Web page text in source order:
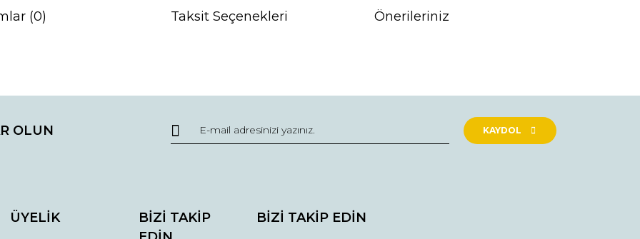
(0) Taksit Seçenekleri Önerileriniz
Yorum Yaz
OLUN KAYDOL
ÜYELİK
BİZİ TAKİP
BİZİ TAKİP EDİN